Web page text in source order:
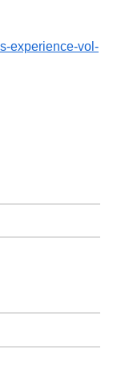
experience-vol-